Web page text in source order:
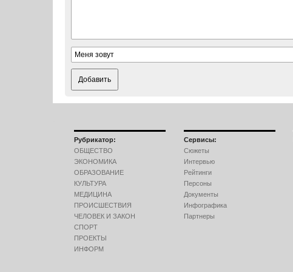
Добавить
Рубрикатор:
ОБЩЕСТВО
ЭКОНОМИКА
ОБРАЗОВАНИЕ
КУЛЬТУРА
МЕДИЦИНА
ПРОИСШЕСТВИЯ
ЧЕЛОВЕК И ЗАКОН
СПОРТ
ПРОЕКТЫ
ИНФОРМ
Сервисы:
Сюжеты
Интервью
Рейтинги
Персоны
Документы
Инфографика
Партнеры